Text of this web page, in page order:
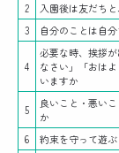
2
入園後は友だち
3
自分のことは自
4
必要な時、挨拶
なさい」「おは
いますか
5
良いこと・悪い
か
6 約束を守って遊